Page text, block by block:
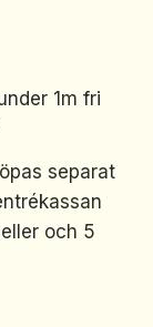
1m fri
separat
och 5